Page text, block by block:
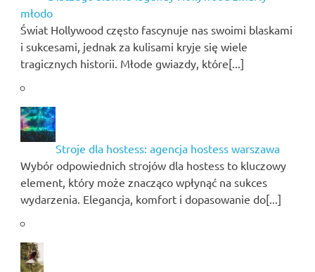
młodo
Świat Hollywood często fascynuje nas swoimi blaskami
i sukcesami, jednak za kulisami kryje się wiele
tragicznych historii. Młode gwiazdy, które[...]
Stroje dla hostess: agencja hostess warszawa
Wybór odpowiednich strojów dla hostess to kluczowy
element, który może znacząco wpłynąć na sukces
wydarzenia. Elegancja, komfort i dopasowanie do[...]